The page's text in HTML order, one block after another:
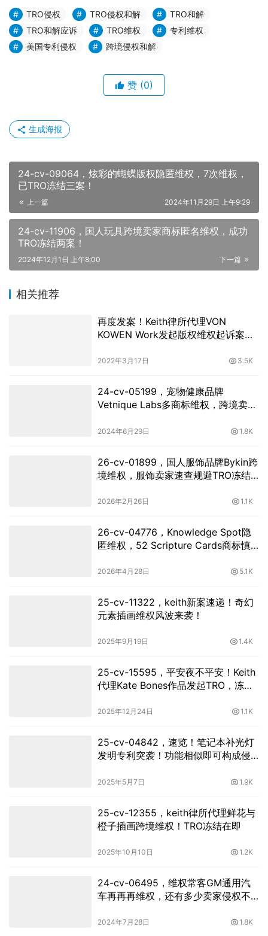
TRO侵权 TRO侵权和解
TRO和解
TRO和解应诉
TRO维权
专利维权
美国专利侵权
跨境侵权和解
赞 (0)
生成海报
24-cv-09064，炫彩的蝴蝶版权隐匿维权，7次维权，
已TRO冻结三案！
上一篇 2024年11月29日 上午9:29
24-cv-11906，国人玩具跨境卖家商标匿名维权，成功
TRO冻结两案！
下一篇
2024年12月1日 上午8:00
相关推荐
再度发案！Keith律所代理VON
KOWEN Work发起版权维权起诉案
2022年3月17日 3.5K
24-cv-05199，宠物健康品牌
Vetnique Labs多商标维权，跨境卖家
2024年6月29日 1.8K
26-cv-01899，国人服饰品牌Bykin跨
境维权，服饰卖家速查规避TRO冻结
2026年2月26日 1.1K
26-cv-04776，Knowledge Spot隐
匿维权，52 Scripture Cards商标慎
2026年4月28日 5.1K
25-cv-11322，keith新案速递！奇幻
元素插画维权风波来袭！
2025年9月19日 1.4K
25-cv-15595，平安夜不平安！Keith
代理Kate Bones作品发起TRO，冻结
2025年12月24日 1.1K
25-cv-04842，速览！笔记本补光灯
发明专利突袭！功能相似即可构成侵
2025年5月7日 1.9K
25-cv-12355，keith律所代理鲜花与
橙子插画跨境维权！TRO冻结在即
2025年10月10日 1.2K
24-cv-06495，维权常客GM通用汽
车再再再维权，还有多少卖家侵权不
2024年7月28日 1.8K